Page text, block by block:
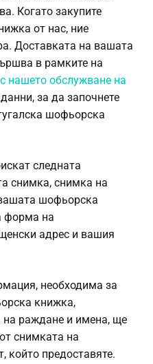
Когато закупите
от нас, ние
Доставката на вашата
в рамките на
нашето обслужване на
за да започнете
шофьорска
следната
снимка, снимка на
шофьорска
форма на
адрес и вашия
необходима за
книжка,
раждане и имена, ще
снимката на
който предоставяте.